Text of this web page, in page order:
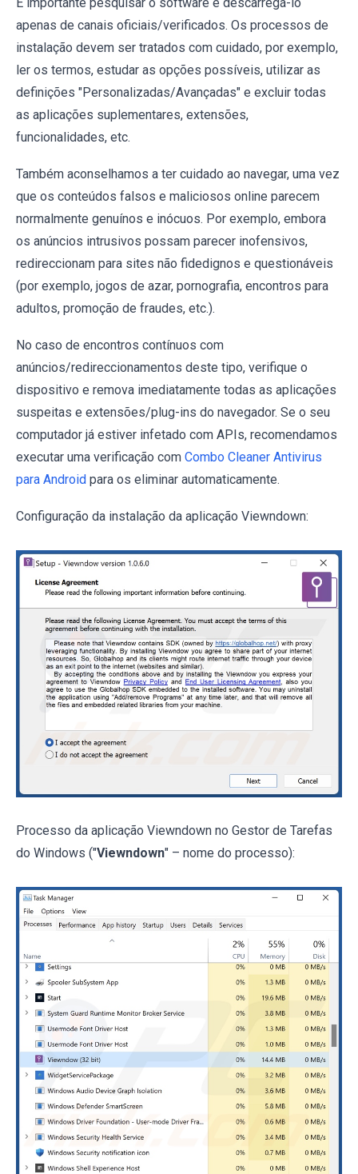
apenas de canais oficiais/verificados. Os processos de
instalação devem ser tratados com cuidado, por exemplo,
ler os termos, estudar as opções possíveis, utilizar as
definições "Personalizadas/Avançadas" e excluir todas
as aplicações suplementares, extensões,
funcionalidades, etc.
Também aconselhamos a ter cuidado ao navegar, uma vez
que os conteúdos falsos e maliciosos online parecem
normalmente genuínos e inócuos. Por exemplo, embora
os anúncios intrusivos possam parecer inofensivos,
redireccionam para sites não fidedignos e questionáveis
(por exemplo, jogos de azar, pornografia, encontros para
adultos, promoção de fraudes, etc.).
No caso de encontros contínuos com
anúncios/redireccionamentos deste tipo, verifique o
dispositivo e remova imediatamente todas as aplicações
suspeitas e extensões/plug-ins do navegador. Se o seu
computador já estiver infetado com APIs, recomendamos
executar uma verificação com Combo Cleaner Antivirus
para Android para os eliminar automaticamente.
Configuração da instalação da aplicação Viewndown:
Processo da aplicação Viewndown no Gestor de Tarefas
do Windows ("Viewndown" – nome do processo):